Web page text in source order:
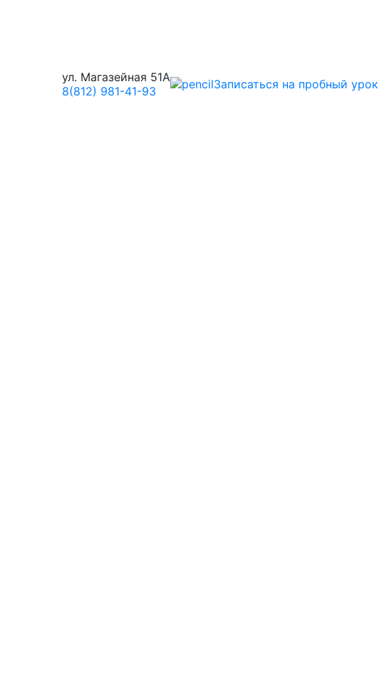
ул. Магазейная 51А
8(812) 981-41-93
Записаться на пробный урок